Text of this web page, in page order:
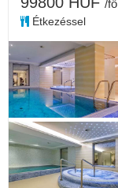
/fő
Étkezéssel